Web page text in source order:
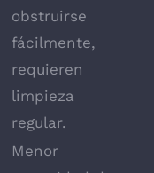
obstruirse
fácilmente,
requieren
limpieza
regular.
Menor